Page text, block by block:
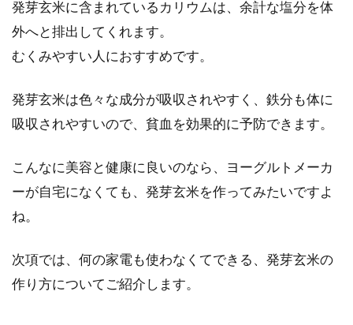
発芽玄米に含まれているカリウムは、余計な塩分を体
外へと排出してくれます。
むくみやすい人におすすめです。
発芽玄米は色々な成分が吸収されやすく、鉄分も体に
吸収されやすいので、貧血を効果的に予防できます。
こんなに美容と健康に良いのなら、ヨーグルトメーカ
ーが自宅になくても、発芽玄米を作ってみたいですよ
ね。
次項では、何の家電も使わなくてできる、発芽玄米の
作り方についてご紹介します。